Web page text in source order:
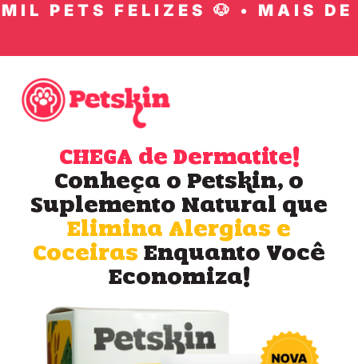
PETS FELIZES 🐶 • MAIS DE
CHEGA de Dermatite!
Conheça o Petskin, o
Suplemento Natural que
Elimina Alergias e
CoceirasEnquanto Você
Economiza!